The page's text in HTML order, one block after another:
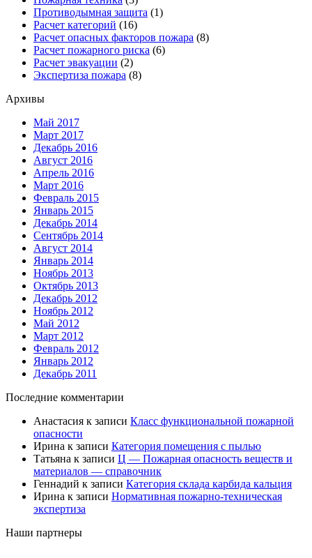
Противодымная защита (1)
Расчет категорий (16)
Расчет опасных факторов пожара (8)
Расчет пожарного риска (6)
Расчет эвакуации (2)
Экспертиза пожара (8)
Архивы
Май 2017
Март 2017
Декабрь 2016
Август 2016
Апрель 2016
Март 2016
Февраль 2015
Январь 2015
Декабрь 2014
Сентябрь 2014
Август 2014
Январь 2014
Ноябрь 2013
Октябрь 2013
Декабрь 2012
Ноябрь 2012
Май 2012
Март 2012
Февраль 2012
Январь 2012
Декабрь 2011
Последние комментарии
Анастасия к записи Класс функциональной пожарной
опасности
Ирина к записи Категория помещения с пылью
Татьяна к записи Ц — Пожарная опасность веществ и
материалов — справочник
Геннадий к записи Категория склада карбида кальция
Ирина к записи Нормативная пожарно-техническая
экспертиза
Наши партнеры